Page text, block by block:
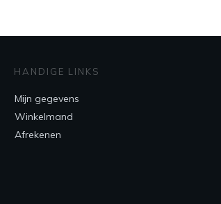
HANDIGE LINKS
Mijn gegevens
Winkelmand
Afrekenen